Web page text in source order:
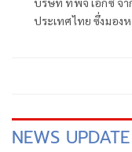
ประเทศไทย ซึ่งมองห
NEWS UPDATE